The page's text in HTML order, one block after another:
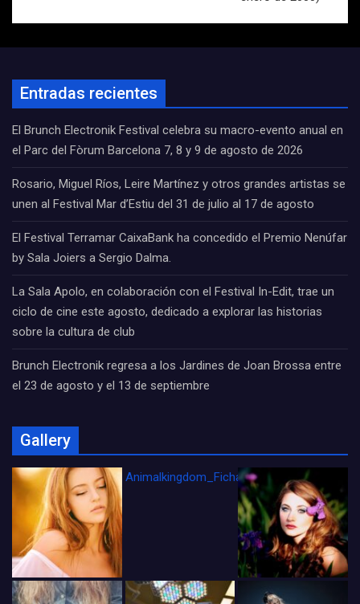
Entradas recientes
El Brunch Electronik Festival celebra su macro-evento anual en
el Parc del Fòrum Barcelona 7, 8 y 9 de agosto de 2026
Rosario, Miguel Ríos, Leire Martínez y otros grandes artistas se
unen al Festival Mar d’Estiu del 31 de julio al 17 de agosto
El Festival Terramar CaixaBank ha concedido el Premio Nenúfar
by Sala Joiers a Sergio Dalma.
La Sala Apolo, en colaboración con el Festival In-Edit, trae un
ciclo de cine este agosto, dedicado a explorar las historias
sobre la cultura de club
Brunch Electronik regresa a los Jardines de Joan Brossa entre
el 23 de agosto y el 13 de septiembre
Gallery
Animalkingdom_FichaCine